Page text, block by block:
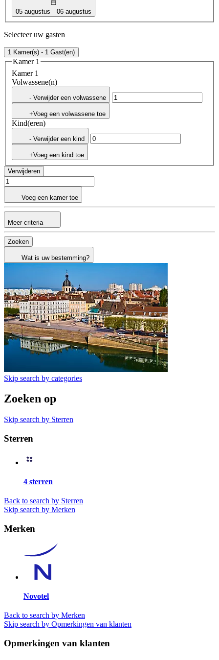
05 augustus 06 augustus
Selecteer uw gasten
1 Kamer(s) - 1 Gast(en)
Kamer 1
Kamer 1
Volwassene(n)
- Verwijder een volwassene
+Voeg een volwassene toe
Kind(eren)
- Verwijder een kind
+Voeg een kind toe
Verwijderen
Voeg een kamer toe
Meer criteria
Zoeken
Wat is uw bestemming?
Skip search by categories
Zoeken op
Skip search by Sterren
Sterren
4 sterren
Back to search by Sterren
Skip search by Merken
Merken
Novotel
Back to search by Merken
Skip search by Opmerkingen van klanten
Opmerkingen van klanten